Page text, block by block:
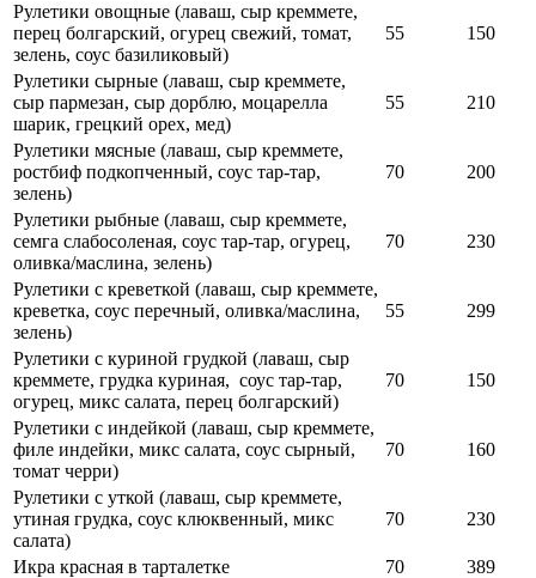
Рулетики овощные (лаваш, сыр креммете,
перец болгарский, огурец свежий, томат,
зелень, соус базиликовый)
55 150
Рулетики сырные (лаваш, сыр креммете,
сыр пармезан, сыр дорблю, моцарелла
шарик, грецкий орех, мед)
55 210
Рулетики мясные (лаваш, сыр креммете,
ростбиф подкопченный, соус тар-тар,
зелень)
70 200
Рулетики рыбные (лаваш, сыр креммете,
семга слабосоленая, соус тар-тар, огурец,
оливка/маслина, зелень)
70 230
Рулетики с креветкой (лаваш, сыр креммете,
креветка, соус перечный, оливка/маслина,
зелень)
55 299
Рулетики с куриной грудкой (лаваш, сыр
креммете, грудка куриная, соус тар-тар,
огурец, микс салата, перец болгарский)
70 150
Рулетики с индейкой (лаваш, сыр креммете,
филе индейки, микс салата, соус сырный,
томат черри)
70 160
Рулетики с уткой (лаваш, сыр креммете,
утиная грудка, соус клюквенный, микс
салата)
70 230
Икра красная в тарталетке 70
389